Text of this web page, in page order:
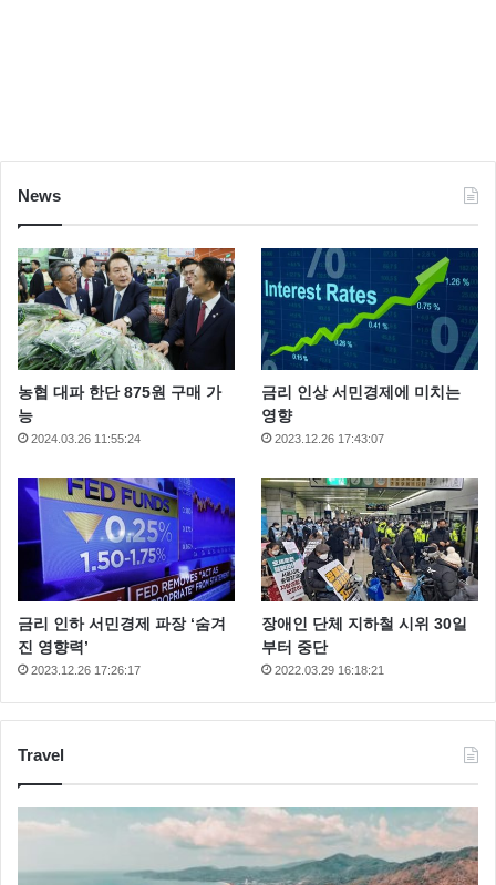
News
농협 대파 한단 875원 구매 가
능
2024.03.26 11:55:24
금리 인상 서민경제에 미치는
영향
2023.12.26 17:43:07
금리 인하 서민경제 파장 ‘숨겨
진 영향력’
2023.12.26 17:26:17
장애인 단체 지하철 시위 30일
부터 중단
2022.03.29 16:18:21
Travel